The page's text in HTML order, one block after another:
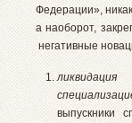
Федерации»,
а наоборот,
негативные
выпускники